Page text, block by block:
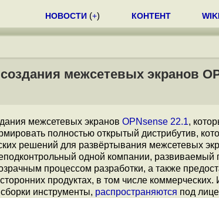
НОВОСТИ (+) КОНТЕНТ WIKI
межсетевых экранов
межсетевых экранов OPNsense 22.1,
полностью открытый дистрибутив,
решений для развёртывания межсетевых
одной компании, развиваемый
процессом разработки, а также
продуктах, в том числе
инструменты, распространяются под